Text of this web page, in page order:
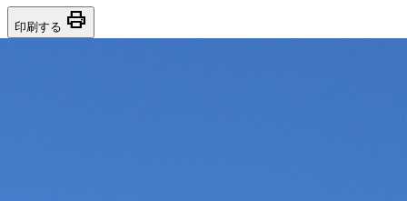
印刷する print